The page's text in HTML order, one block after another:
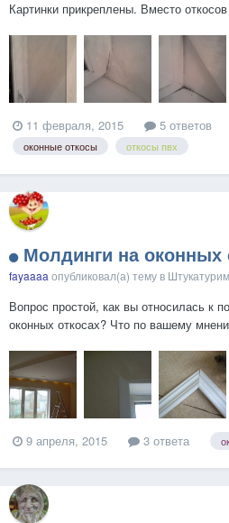
Картинки прикреплены. Вместо
обучающих статьях и видео нашел
окна с нуля, а как переделывать уже
11 февраля, 2015 5 ответов
оконные откосы откосы пвх
Молдинги на оконных
fayaaaa опубликовал(а) тему в
Вопрос простой, как вы относилась к
оконных откосах? Что по вашему
9 апреля, 2015 3 ответа